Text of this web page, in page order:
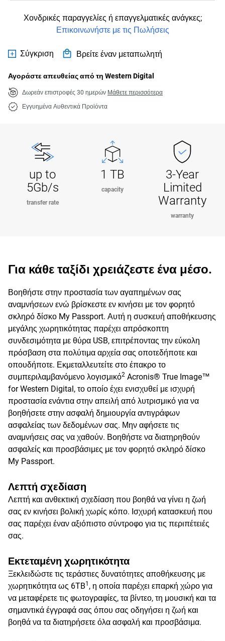
Χονδρικές παραγγελίες ή επαγγελματικές ανάγκες;
Επικοινωνήστε με τις Πωλήσεις
Σύγκριση Βρείτε έναν μεταπωλητή
Αγοράστε απευθείας από τη Western Digital
Δωρεάν επιστροφές 30 ημερών Μάθετε περισσότερα
Εγγυημένα Αυθεντικά Προϊόντα
up to
5Gb/s
transfer rate
1 TB
capacity
3-Year
Limited
Warranty
warranty
Για κάθε ταξίδι χρειάζεστε ένα μέσο.
Βοηθήστε στην προστασία των αγαπημένων σας
αναμνήσεων ενώ βρίσκεστε εν κινήσει με τον φορητό
σκληρό δίσκο My Passport. Αυτή η συσκευή αποθήκευσης
μεγάλης χωρητικότητας παρέχει απρόσκοπτη
συνδεσιμότητα με θύρα USB, επιτρέποντας την εύκολη
πρόσβαση στα πολύτιμα αρχεία σας οποτεδήποτε και
οπουδήποτε. Εκμεταλλευτείτε στο έπακρο το
συμπεριλαμβανόμενο λογισμικό2 Acronis® True Image™
for Western Digital, το οποίο έχει ενισχυθεί με ισχυρή
προστασία ενάντια στην απειλή από λυτρισμικό για να
βοηθήσετε στην ασφαλή δημιουργία αντιγράφων
ασφαλείας των δεδομένων σας. Μην αφήσετε τις
αναμνήσεις σας να χαθούν. Βοηθήστε να διατηρηθούν
ασφαλείς και προσβάσιμες με τον φορητό σκληρό δίσκο
My Passport.
Λεπτή σχεδίαση
Λεπτή και ανθεκτική σχεδίαση που βοηθά να γίνει η ζωή
σας εν κινήσει βολική χωρίς κόπο. Ισχυρή κατασκευή που
σας παρέχει έναν αξιόπιστο σύντροφο για τις περιπέτειές
σας.
Εκτεταμένη χωρητικότητα
Ξεκλειδώστε τις τεράστιες δυνατότητες αποθήκευσης με
χωρητικότητα ως 6TB1 , η οποία παρέχει επαρκή χώρο για
να μεταφέρετε τις φωτογραφίες, τα βίντεο, τη μουσική και τα
σημαντικά έγγραφά σας όπου σας οδηγήσει η ζωή και
βοηθά να τα διατηρήσετε όλα ασφαλή και προσβάσιμα.